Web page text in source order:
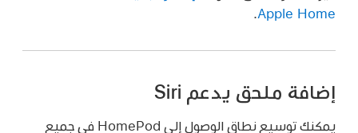
Apple Home
إضافة ملحق يدعم Siri
يمكنك توسيع نطاق الوصول إلى HomePod في جميع